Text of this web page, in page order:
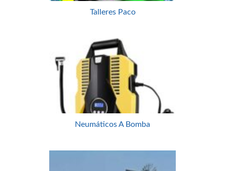
Talleres Paco
Neumáticos A Bomba